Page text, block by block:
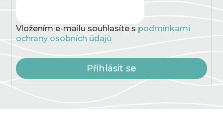
Vložením e-mailu souhlasíte s podmínkami
ochrany osobních údajů
Přihlásit se